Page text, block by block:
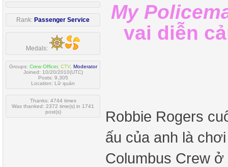
Rank: Passenger Service
Medals:
Groups: Crew Officer, CTV, Moderator
Joined: 10/20/2010(UTC)
Posts: 9,305
Location: Lữ quán
Thanks: 4744 times
Was thanked: 2372 time(s) in 1741
post(s)
My
vai diễn
Robbie Rogers
ấu của anh là
Columbus Crew